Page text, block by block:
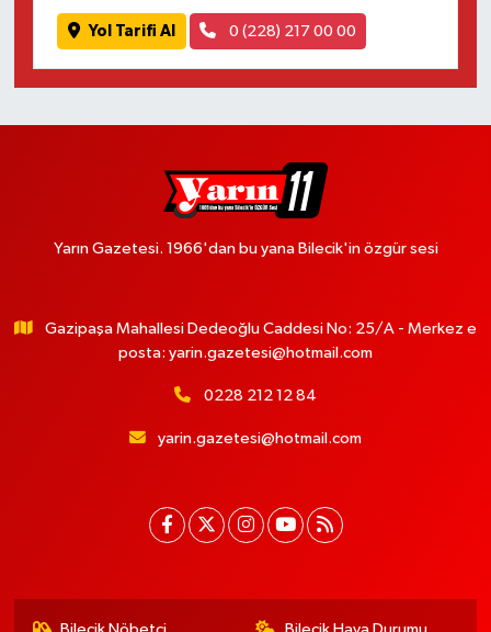
Yol Tarifi Al 0 (228) 217 00 00
Yarın Gazetesi. 1966'dan bu yana Bilecik'in özgür sesi
Gazipaşa Mahallesi Dedeoğlu Caddesi No: 25/A - Merkez e
posta: yarin.gazetesi@hotmail.com
0228 212 12 84
yarin.gazetesi@hotmail.com